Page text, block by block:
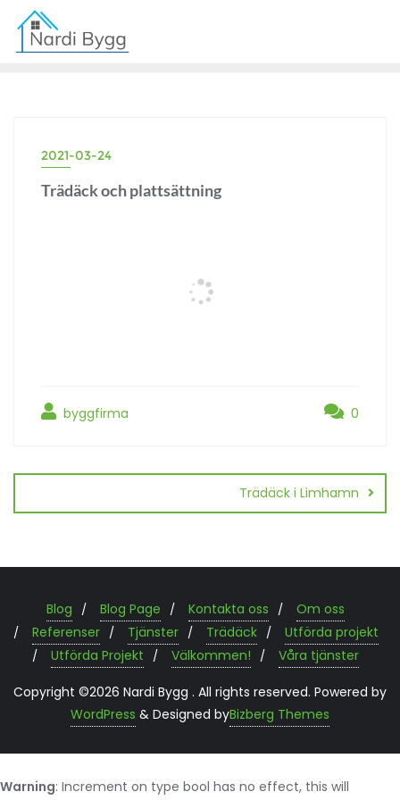
2021-03-24
Trädäck och plattsättning
byggfirma 0
Trädäck i Limhamn
Blog Blog Page Kontakta oss
Om oss
Referenser
Tjänster Trädäck
Utförda projekt
Utförda Projekt
Välkommen! Våra tjänster
Copyright ©2026 Nardi Bygg . All rights reserved. Powered by
WordPress & Designed byBizberg Themes
Warning: Increment on type bool has no effect, this will